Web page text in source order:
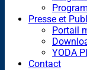
Presse et
Portail
YODA
Contact